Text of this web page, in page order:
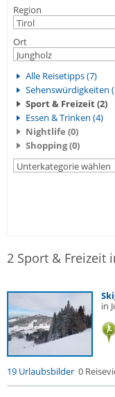
Region
Ort
Alle Reisetipps (7)
Sehenswürdigkeiten
Sport & Freizeit (2)
Essen & Trinken (4)
Nightlife (0)
Shopping (0)
2 Sport & Freizeit
in
19 Urlaubsbilder 0